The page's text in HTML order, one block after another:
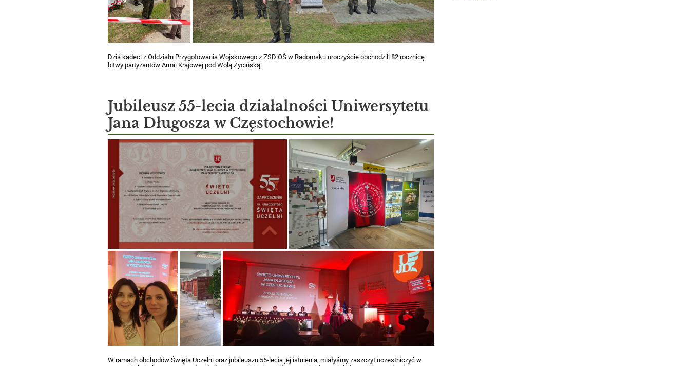
Dziś kadeci z Oddziału Przygotowania Wojskowego z ZSDiOŚ w Radomsku uroczyście obchodzili 82 rocznicę
bitwy partyzantów Armii Krajowej pod Wolą Życińską.
Jubileusz 55-lecia działalności Uniwersytetu
Jana Długosza w Częstochowie!
W ramach obchodów Święta Uczelni oraz jubileuszu 55-lecia jej istnienia, miałyśmy zaszczyt uczestniczyć w